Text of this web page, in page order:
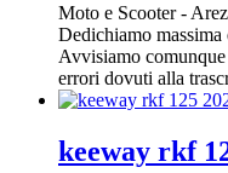
Moto e Scooter-
Dedichiamo
Avvisiamo
errori dovuti alla
keeway rkf